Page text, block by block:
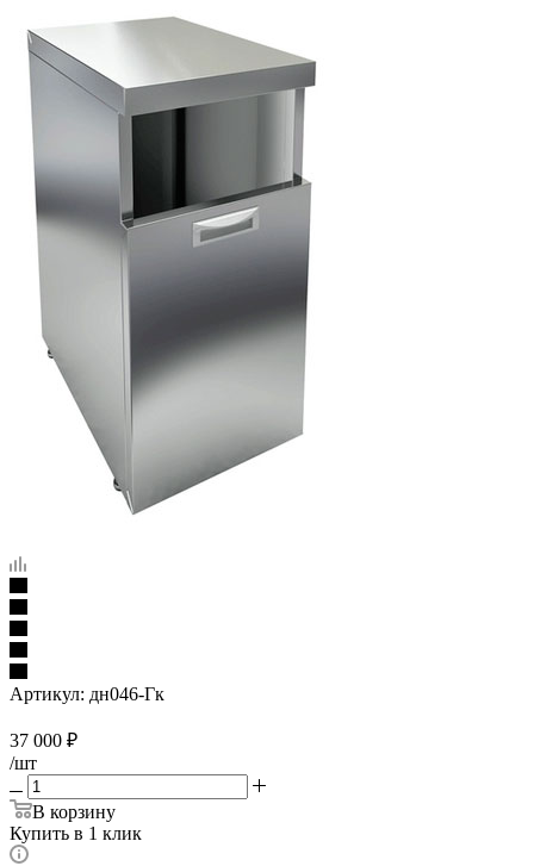
Артикул: дн046-Гк
37 000 ₽
/шт
В корзину
Купить в 1 клик